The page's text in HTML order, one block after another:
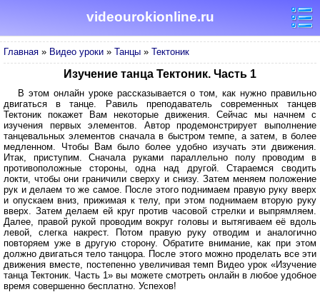
videourokionline.ru
Главная » Видео уроки » Танцы » Тектоник
Изучение танца Тектоник. Часть 1
В этом онлайн уроке рассказывается о том, как нужно правильно
двигаться в танце. Равиль преподаватель современных танцев
Тектоник покажет Вам некоторые движения. Сейчас мы начнем с
изучения первых элементов. Автор продемонстрирует выполнение
танцевальных элементов сначала в быстром темпе, а затем, в более
медленном. Чтобы Вам было более удобно изучать эти движения.
Итак, приступим. Сначала руками параллельно полу проводим в
противоположные стороны, одна над другой. Стараемся сводить
локти, чтобы они граничили сверху и снизу. Затем меняем положение
рук и делаем то же самое. После этого поднимаем правую руку вверх
и опускаем вниз, прижимая к телу, при этом поднимаем вторую руку
вверх. Затем делаем ей круг против часовой стрелки и выпрямляем.
Далее, правой рукой проводим вокруг головы и вытягиваем её вдоль
левой, слегка накрест. Потом правую руку отводим и аналогично
повторяем уже в другую сторону. Обратите внимание, как при этом
должно двигаться тело танцора. После этого можно проделать все эти
движения вместе, постепенно увеличивая темп Видео урок «Изучение
танца Тектоник. Часть 1» вы можете смотреть онлайн в любое удобное
время совершенно бесплатно. Успехов!